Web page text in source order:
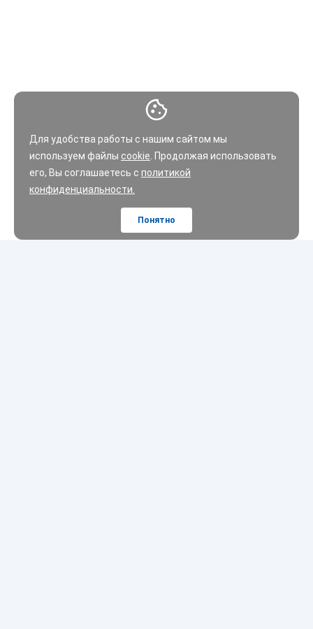
Для удобства работы с нашим сайтом мы
используем файлы cookie . Продолжая использовать
его, Вы соглашаетесь с политикой
конфиденциальности.
Понятно